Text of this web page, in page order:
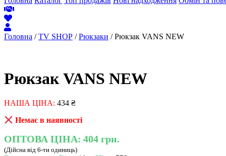
Головна /TV SHOP /Рюкзаки / Рюкзак VANS NEW
Рюкзак VANS NEW
НАША ЦІНА: 434 ₴
Немає в наявності
ОПТОВА ЦІНА: 404 грн.
(Дійсна від 6-ти одиниць)